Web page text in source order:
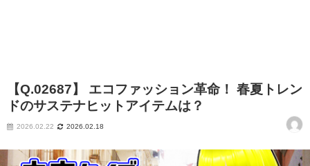
【Q.02687】 エコファッション革命！ 春夏トレン
ドのサステナヒットアイテムは？
2026.02.22 2026.02.18